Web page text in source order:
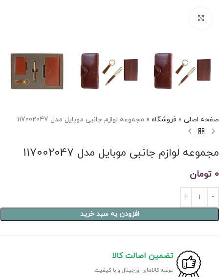
صفحه اصلی » فروشگاه » مجموعه لوازم جانبی موبایل مدل 117002047
مجموعه لوازم جانبی موبایل مدل 117002047
0 تومان
افزودن به سبد خرید
Alternative:
تضمین اصالت کالا
عرضه کالاهای اورجینال و با کیفیت